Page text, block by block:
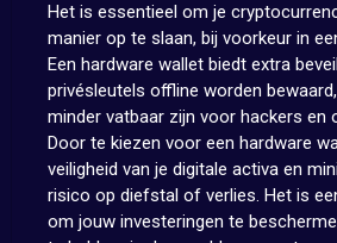
Het is essentieel om je
manier op te slaan, bij voorkeur in
Een hardware wallet biedt extra
privésleutels offline worden
minder vatbaar zijn voor hackers en
Door te kiezen voor een hardware
veiligheid van je digitale activa en
risico op diefstal of verlies. Het is
om jouw investeringen te